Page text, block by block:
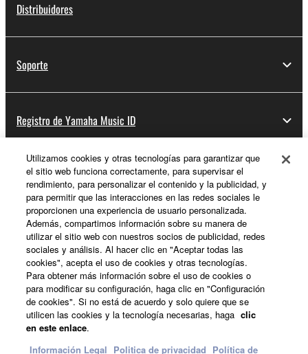
Distribuidores
Soporte
Registro de Yamaha Music ID
Acerca de Yamaha
España - Spanish
Empresa
Utilizamos cookies y otras tecnologías para garantizar que
el sitio web funciona correctamente, para supervisar el
rendimiento, para personalizar el contenido y la publicidad, y
para permitir que las interacciones en las redes sociales le
proporcionen una experiencia de usuario personalizada.
Además, compartimos información sobre su manera de
utilizar el sitio web con nuestros socios de publicidad, redes
sociales y análisis. Al hacer clic en "Aceptar todas las
cookies", acepta el uso de cookies y otras tecnologías.
Para obtener más información sobre el uso de cookies o
para modificar su configuración, haga clic en "Configuración
de cookies". Si no está de acuerdo y solo quiere que se
utilicen las cookies y la tecnología necesarias, haga clic
en este enlace.
Información Legal Politica de privacidad Política de